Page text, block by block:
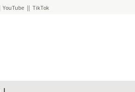
YouTube TikTok